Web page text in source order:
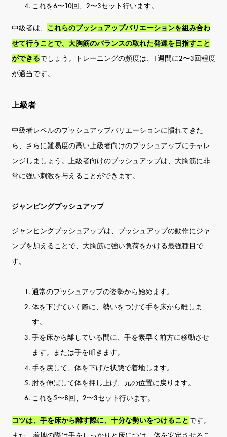
これを6〜10回、2〜3セット行います。
中級者は、 これらのプッシュアップバリエーションを組み合わ
せて行うことで、大胸筋のバランスの取れた発達を目指すこと
ができるでしょう。トレーニングの頻度は、1週間に2〜3回程度
が適当です。
上級者
中級者レベルのプッシュアップバリエーションに慣れてきた
ら、さらに難易度の高い上級者向けのプッシュアップにチャレ
ンジしましょう。上級者向けのプッシュアップは、大胸筋に非
常に強い刺激を与えることができます。
ジャンピングプッシュアップ
ジャンピングプッシュアップは、プッシュアップの動作にジャ
ンプを加えることで、大胸筋に強い負荷をかける最強種目で
す。
通常のプッシュアップの姿勢から始めます。
体を下げていく際に、勢いをつけて手を床から離しま
す。
手を床から離している間に、手を素早く前方に移動させ
ます。または手を叩きます。
手を戻して、体を下げた状態で着地します。
肘を伸ばして体を押し上げ、元の位置に戻ります。
これを5〜8回、2〜3セット行います。
コツは、手を床から離す際に、十分な勢いをつけることです。